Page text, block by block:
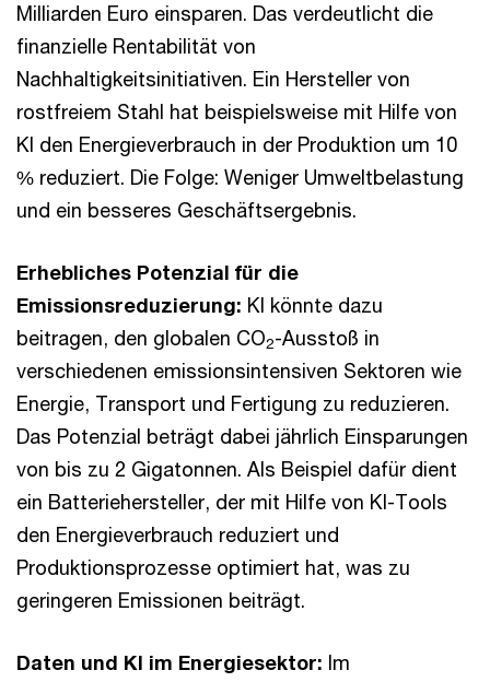
Milliarden Euro einsparen. Das verdeutlicht die
finanzielle Rentabilität von
Nachhaltigkeitsinitiativen. Ein Hersteller von
rostfreiem Stahl hat beispielsweise mit Hilfe von
KI den Energieverbrauch in der Produktion um 10
% reduziert. Die Folge: Weniger Umweltbelastung
und ein besseres Geschäftsergebnis.
Erhebliches Potenzial für die
Emissionsreduzierung: KI könnte dazu
beitragen, den globalen CO2-Ausstoß in
verschiedenen emissionsintensiven Sektoren wie
Energie, Transport und Fertigung zu reduzieren.
Das Potenzial beträgt dabei jährlich Einsparungen
von bis zu 2 Gigatonnen. Als Beispiel dafür dient
ein Batteriehersteller, der mit Hilfe von KI-Tools
den Energieverbrauch reduziert und
Produktionsprozesse optimiert hat, was zu
geringeren Emissionen beiträgt.
Daten und KI im Energiesektor: Im